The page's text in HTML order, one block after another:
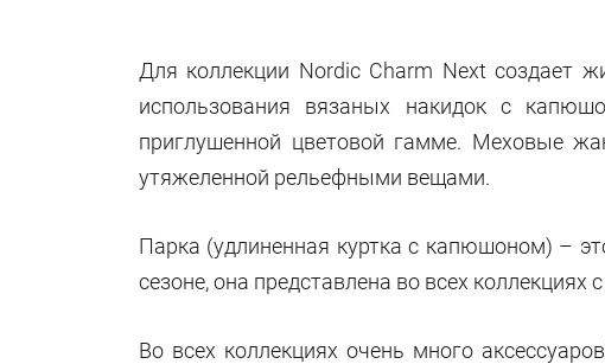
Для коллекции Nordic Charm Next создает
использования вязаных накидок с
приглушенной цветовой гамме. Меховые
утяжеленной рельефными вещами.
Парка (удлиненная куртка с капюшоном) –
сезоне, она представлена во всех
Во всех коллекциях очень много